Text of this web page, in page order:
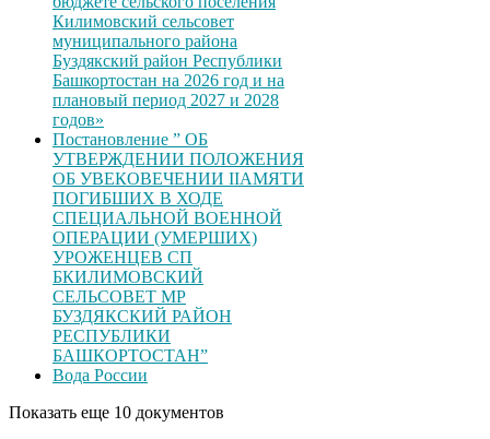
Килимовский сельсовет
муниципального района
Буздякский район Республики
Башкортостан на 2026 год и на
плановый период 2027 и 2028
годов»
Постановление ” ОБ
УТВЕРЖДЕНИИ ПОЛОЖЕНИЯ
ОБ УВЕКОВЕЧЕНИИ ІІАМЯТИ
ПОГИБШИХ В ХОДЕ
СПЕЦИАЛЬНОЙ ВОЕННОЙ
ОПЕРАЦИИ (УМЕРШИХ)
УРОЖЕНЦЕВ CП
БКИЛИМОВСКИЙ
СЕЛЬСОВЕТ МР
БУЗДЯКСКИЙ РАЙОН
РЕСПУБЛИКИ
БАШКОРТОСТАН”
Вода России
Показать еще 10 документов